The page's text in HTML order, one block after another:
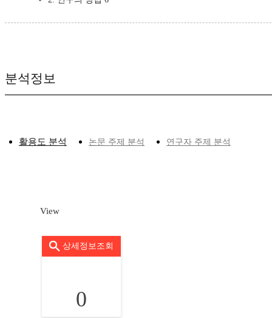
분석정보
활용도 분석 논문 주제 분석 연구자 주제 분석
View
상세정보조회
0